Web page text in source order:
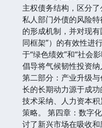
主权债务结构，区分
私人部门外债的风险
的形成机制，并对现
同框架”）的有效性进
于“绿色绩效”和“社会
倡导将气候韧性投资纳
第二部分：产业升级
长的长期动力源于成
技术采纳、人力资本
策略。 第四章：数字
讨了新兴市场在吸收